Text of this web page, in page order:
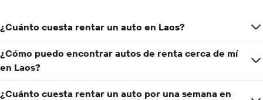
¿Cuánto cuesta rentar un auto en Laos?
¿Cómo puedo encontrar autos de renta cerca de mí
en Laos?
¿Cuánto cuesta rentar un auto por una semana en